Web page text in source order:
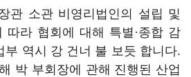
관 소관 비영리법인의 설립 및
따라 협회에 대해 특별·종합 감
부 역시 강 건너 불 보듯 합니다.
박 부회장에 관해 진행된 산업